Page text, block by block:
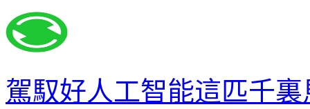
駕馭好人工智能這匹千裏